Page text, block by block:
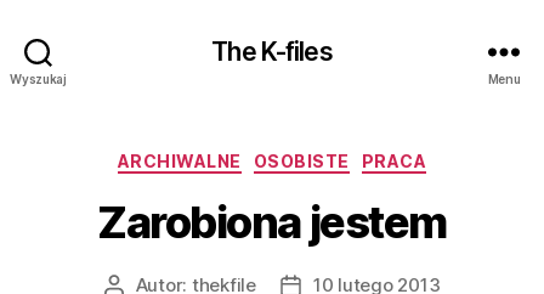
Wyszukaj
The K-files
Menu
Kategorie
ARCHIWALNE OSOBISTE PRACA
Zarobiona jestem
AutorAutor: thekfile
Data10 lutego 2013